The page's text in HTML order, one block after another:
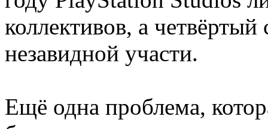
коллективов, а
незавидной участи.
Ещё одна проблема,